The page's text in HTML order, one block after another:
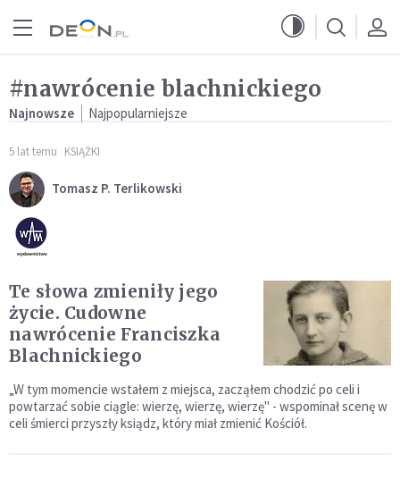
#nawrócenie blachnickiego
Najnowsze Najpopularniejsze
5 lat temu KSIĄŻKI
Tomasz P. Terlikowski
Te słowa zmieniły jego
życie. Cudowne
nawrócenie Franciszka
Blachnickiego
„W tym momencie wstałem z miejsca, zacząłem chodzić po celi i
powtarzać sobie ciągle: wierzę, wierzę, wierzę" - wspominał scenę w
celi śmierci przyszły ksiądz, który miał zmienić Kościół.